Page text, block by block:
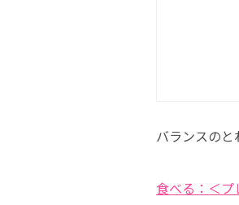
バランスの
食べる：＜プ